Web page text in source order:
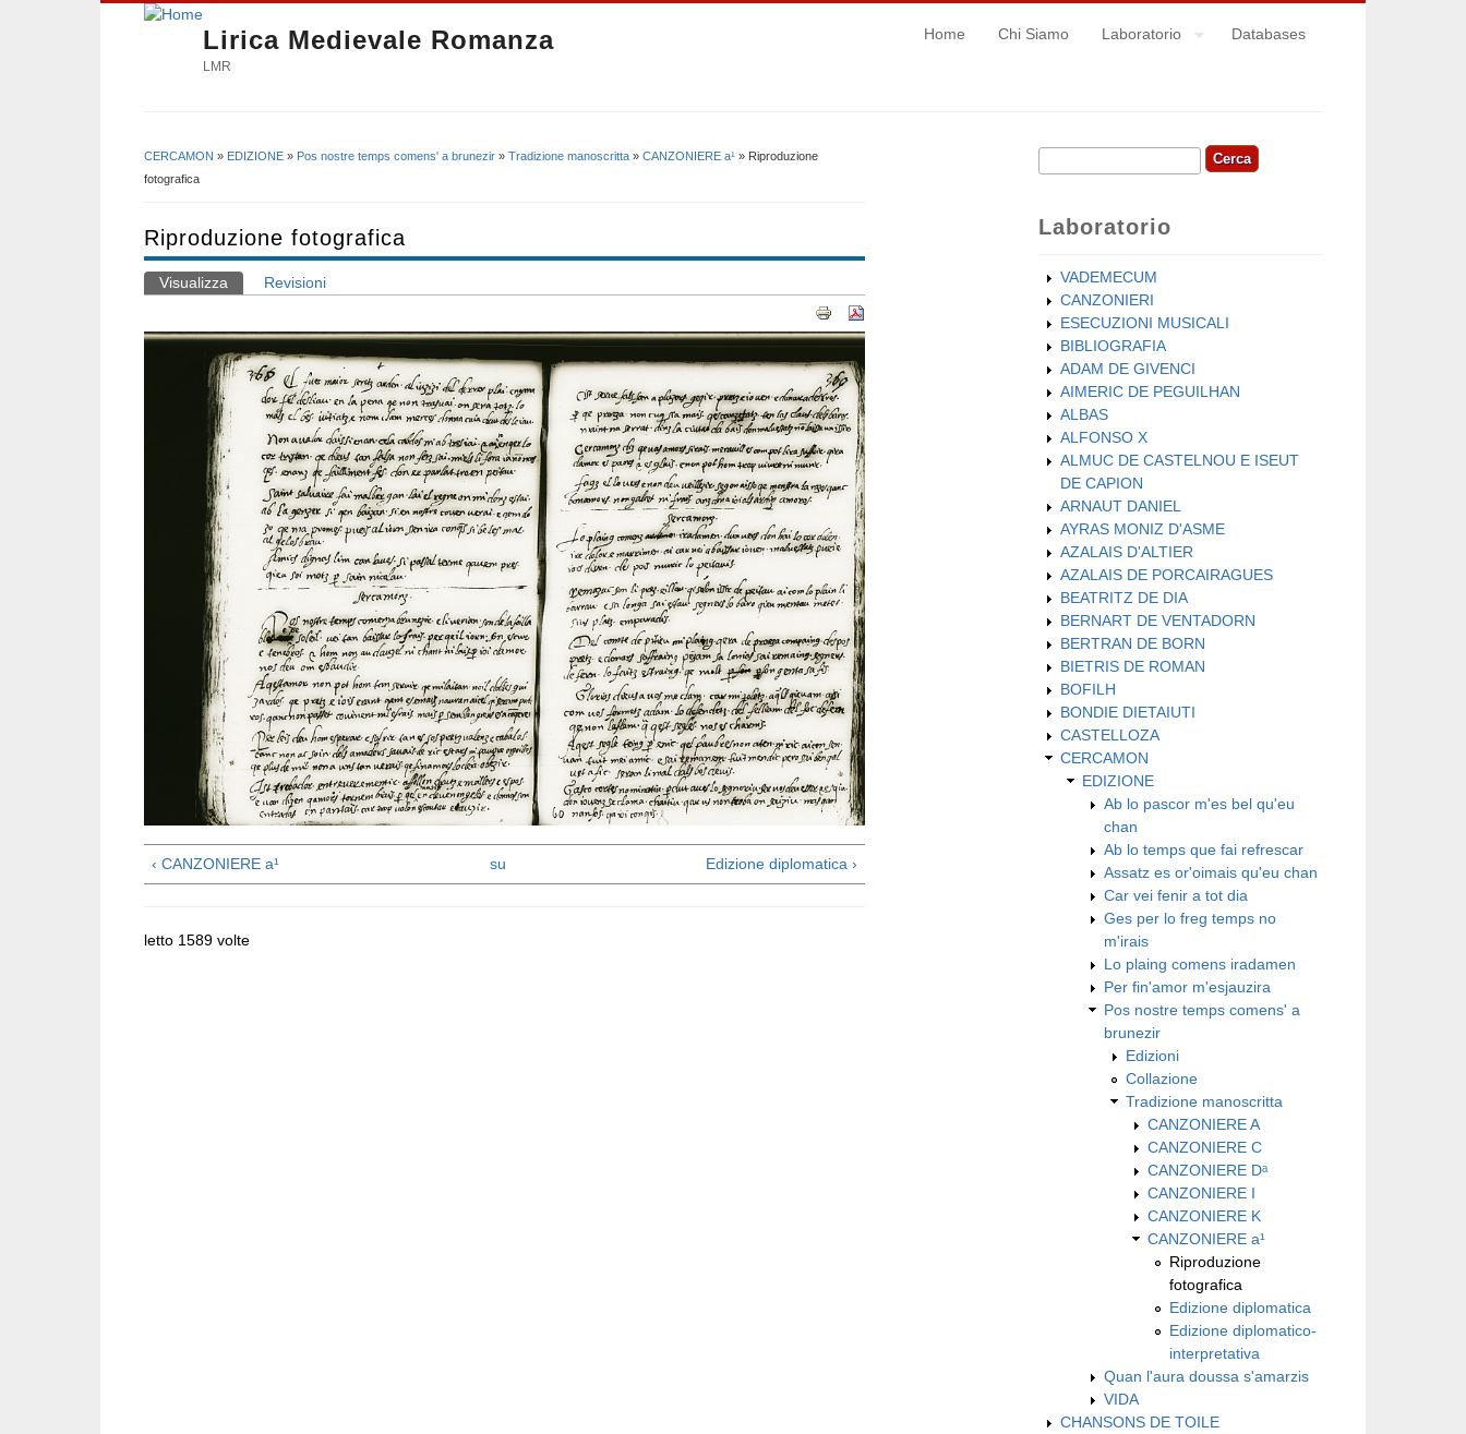
Lirica Medievale Romanza
LMR
Home Chi Siamo Laboratorio Databases
Tu sei qui
CERCAMON » EDIZIONE » Pos nostre temps comens' a brunezir » Tradizione manoscritta » CANZONIERE a¹ » Riproduzione
fotografica
Riproduzione fotografica
Schede primarie
Visualizza (scheda attiva)
Revisioni
‹ CANZONIERE a¹ su Edizione diplomatica ›
letto 1589 volte
Form di ricerca
Cerca
Laboratorio
VADEMECUM
CANZONIERI
ESECUZIONI MUSICALI
BIBLIOGRAFIA
ADAM DE GIVENCI
AIMERIC DE PEGUILHAN
ALBAS
ALFONSO X
ALMUC DE CASTELNOU E ISEUT
DE CAPION
ARNAUT DANIEL
AYRAS MONIZ D'ASME
AZALAIS D'ALTIER
AZALAIS DE PORCAIRAGUES
BEATRITZ DE DIA
BERNART DE VENTADORN
BERTRAN DE BORN
BIETRIS DE ROMAN
BOFILH
BONDIE DIETAIUTI
CASTELLOZA
CERCAMON
EDIZIONE
Ab lo pascor m'es bel qu'eu
chan
Ab lo temps que fai refrescar
Assatz es or'oimais qu'eu chan
Car vei fenir a tot dia
Ges per lo freg temps no
m'irais
Lo plaing comens iradamen
Per fin'amor m'esjauzira
Pos nostre temps comens' a
brunezir
Edizioni
Collazione
Tradizione manoscritta
CANZONIERE A
CANZONIERE C
CANZONIERE Dᵃ
CANZONIERE I
CANZONIERE K
CANZONIERE a¹
Riproduzione
fotografica
Edizione diplomatica
Edizione diplomatico-
interpretativa
Quan l'aura doussa s'amarzis
VIDA
CHANSONS DE TOILE